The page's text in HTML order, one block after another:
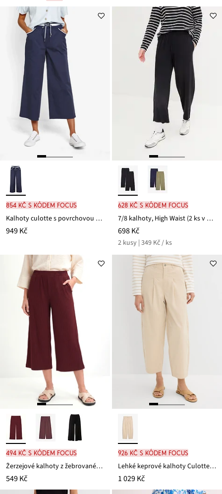
cena
ceny
479 Kč
854 Kč s kódem FOCUS
Kalhoty culotte s povrchovou úpravou Papertouch, z bavlněné směsi
949 Kč
628 Kč s kódem FOCUS
7/8 kalhoty, High Waist (2 ks v balení)
698 Kč
2 kusy | 349 Kč / ks
494 Kč s kódem FOCUS
Žerzejové kalhoty z žebrovaného materiálu, s pohodlným pasem
549 Kč
926 Kč s kódem FOCUS
Lehké keprové kalhoty Culotte s balónovým vzhledem
1 029 Kč